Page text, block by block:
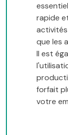
rapide
que les
Il est
forfait
votre